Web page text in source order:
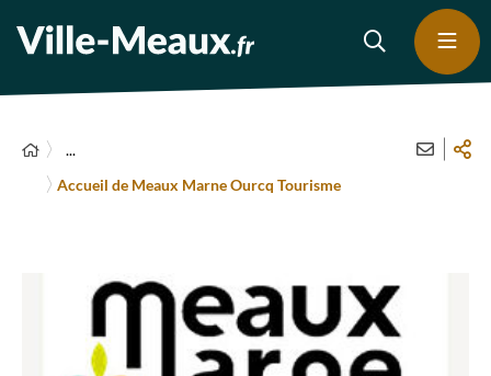
...
Accueil de Meaux Marne Ourcq Tourisme